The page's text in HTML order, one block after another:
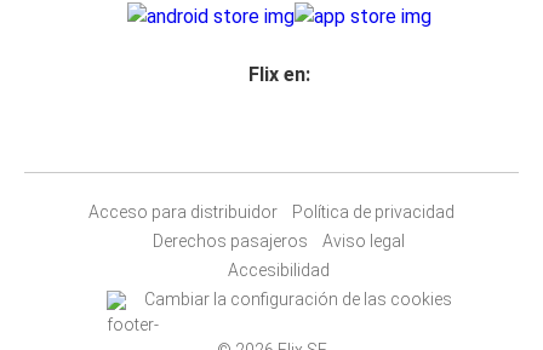
Flix en:
Acceso para distribuidor
Política de privacidad
Derechos pasajeros
Aviso legal
Accesibilidad
Cambiar la configuración de las cookies